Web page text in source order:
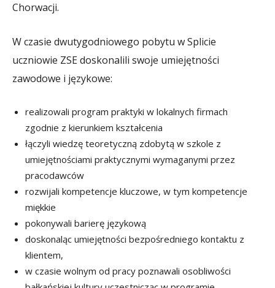
Chorwacji.
W czasie dwutygodniowego pobytu w Splicie
uczniowie ZSE doskonalili swoje umiejętności
zawodowe i językowe:
realizowali program praktyki w lokalnych firmach
zgodnie z kierunkiem kształcenia
łączyli wiedzę teoretyczną zdobytą w szkole z
umiejętnościami praktycznymi wymaganymi przez
pracodawców
rozwijali kompetencje kluczowe, w tym kompetencje
miękkie
pokonywali barierę językową
doskonaląc umiejętności bezpośredniego kontaktu z
klientem,
w czasie wolnym od pracy poznawali osobliwości